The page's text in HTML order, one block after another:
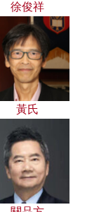
徐俊祥
黃氏